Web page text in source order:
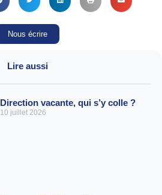
Nous écrire
Lire aussi
Direction vacante, qui s’y colle ?
10 juillet 2026